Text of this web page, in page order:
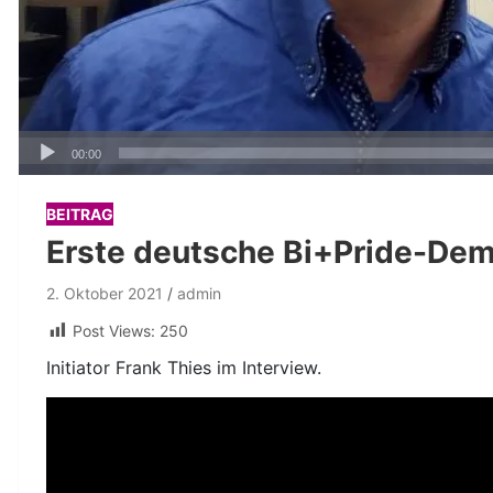
Audio-
00:00
BEITRAG
Erste deutsche Bi+Pride-
2. Oktober 2021
admin
Post Views: 250
Initiator Frank Thies im Interview.